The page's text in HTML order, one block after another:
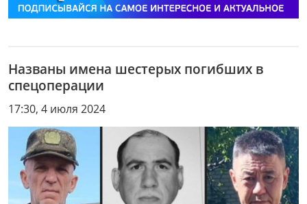
Названы имена шестерых погибших в
спецоперации
17:30, 4 июля 2024